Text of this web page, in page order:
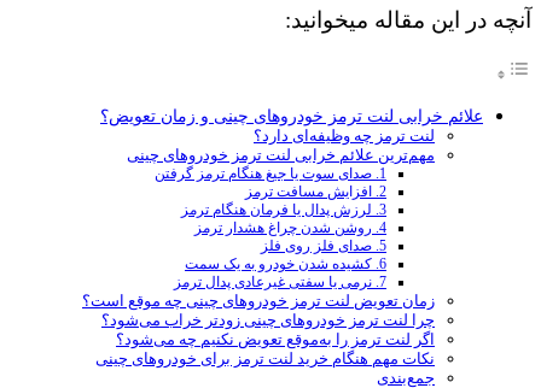
آنچه در این مقاله میخوانید:
علائم خرابی لنت ترمز خودروهای چینی و زمان تعویض؟
لنت ترمز چه وظیفه‌ای دارد؟
مهم‌ترین علائم خرابی لنت ترمز خودروهای چینی
1. صدای سوت یا جیغ هنگام ترمز گرفتن
2. افزایش مسافت ترمز
3. لرزش پدال یا فرمان هنگام ترمز
4. روشن شدن چراغ هشدار ترمز
5. صدای فلز روی فلز
6. کشیده شدن خودرو به یک سمت
7. نرمی یا سفتی غیرعادی پدال ترمز
زمان تعویض لنت ترمز خودروهای چینی چه موقع است؟
چرا لنت ترمز خودروهای چینی زودتر خراب می‌شود؟
اگر لنت ترمز را به‌موقع تعویض نکنیم چه می‌شود؟
نکات مهم هنگام خرید لنت ترمز برای خودروهای چینی
جمع‌بندی